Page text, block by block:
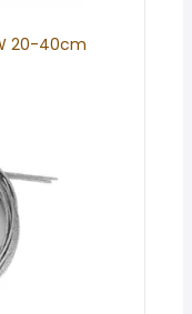
20-40cm